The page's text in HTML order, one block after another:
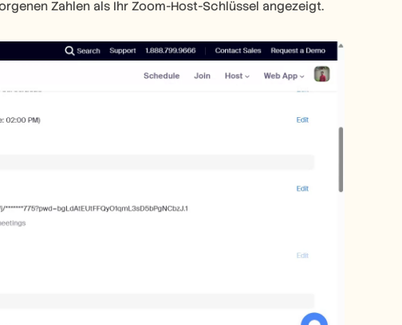
Zahlen als Ihr Zoom-Host-Schlüssel angezeigt.